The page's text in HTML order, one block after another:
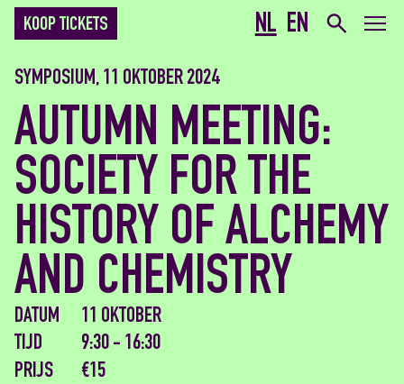
NL EN
KOOP TICKETS
SYMPOSIUM, 11 OKTOBER 2024
AUTUMN MEETING:
SOCIETY FOR THE
HISTORY OF ALCHEMY
AND CHEMISTRY
DATUM
11 OKTOBER
TIJD
9:30 - 16:30
PRIJS
€15